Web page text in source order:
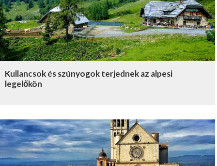
Kullancsok és szúnyogok terjednek az alpesi
legelőkön